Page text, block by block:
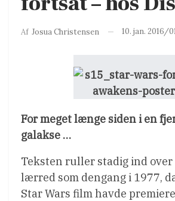
Af Josua Christensen 10. jan. 2016/
For meget længe siden i en
galakse …
Teksten ruller stadig ind over
lærred som dengang i 1977,
Star Wars film havde